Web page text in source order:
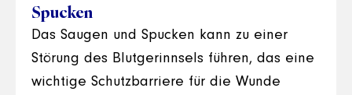
Spucken
Das Saugen und Spucken kann zu einer
Störung des Blutgerinnsels führen, das eine
wichtige Schutzbarriere für die Wunde